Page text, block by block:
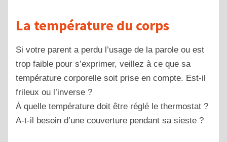
La température du corps
Si votre parent a perdu l’usage de la parole ou est
trop faible pour s’exprimer, veillez à ce que sa
température corporelle soit prise en compte. Est-il
frileux ou l’inverse ?
À quelle température doit être réglé le thermostat ?
A-t-il besoin d’une couverture pendant sa sieste ?